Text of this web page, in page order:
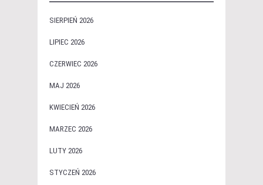
SIERPIEŃ 2026
LIPIEC 2026
CZERWIEC 2026
MAJ 2026
KWIECIEŃ 2026
MARZEC 2026
LUTY 2026
STYCZEŃ 2026